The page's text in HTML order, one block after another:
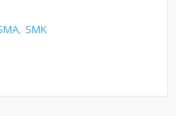
SMK